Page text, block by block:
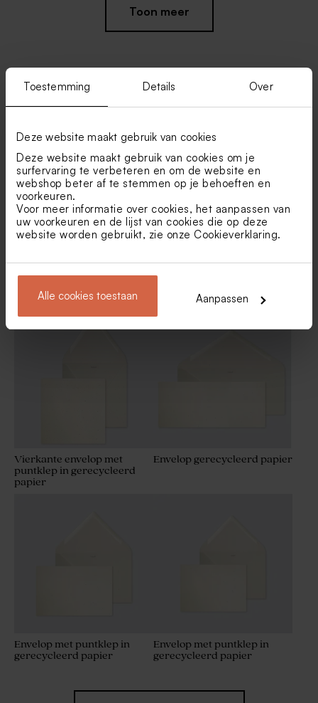
Toestemming Details Over
Deze website maakt gebruik van cookies
Deze website maakt gebruik van cookies om je
surfervaring te verbeteren en om de website en
webshop beter af te stemmen op je behoeften en
voorkeuren.
Voor meer informatie over cookies, het aanpassen van
uw voorkeuren en de lijst van cookies die op deze
website worden gebruikt, zie onze Cookieverklaring.
Alle cookies toestaan Aanpassen
Sluitzegel kerst met rendier
Sluitzegel met kerstboom
Toon meer
Vind je misschien ook leuk
met puntklep
in gerecycleerd papier
Vierkante envelop met
puntklep in gerecycleerd
papier
Envelop gerecycleerd papier
Envelop met puntklep in
gerecycleerd papier
Envelop met puntklep in
gerecycleerd papier